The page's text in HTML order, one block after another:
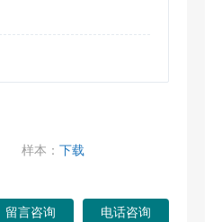
样本： 下载
留言咨询 电话咨询